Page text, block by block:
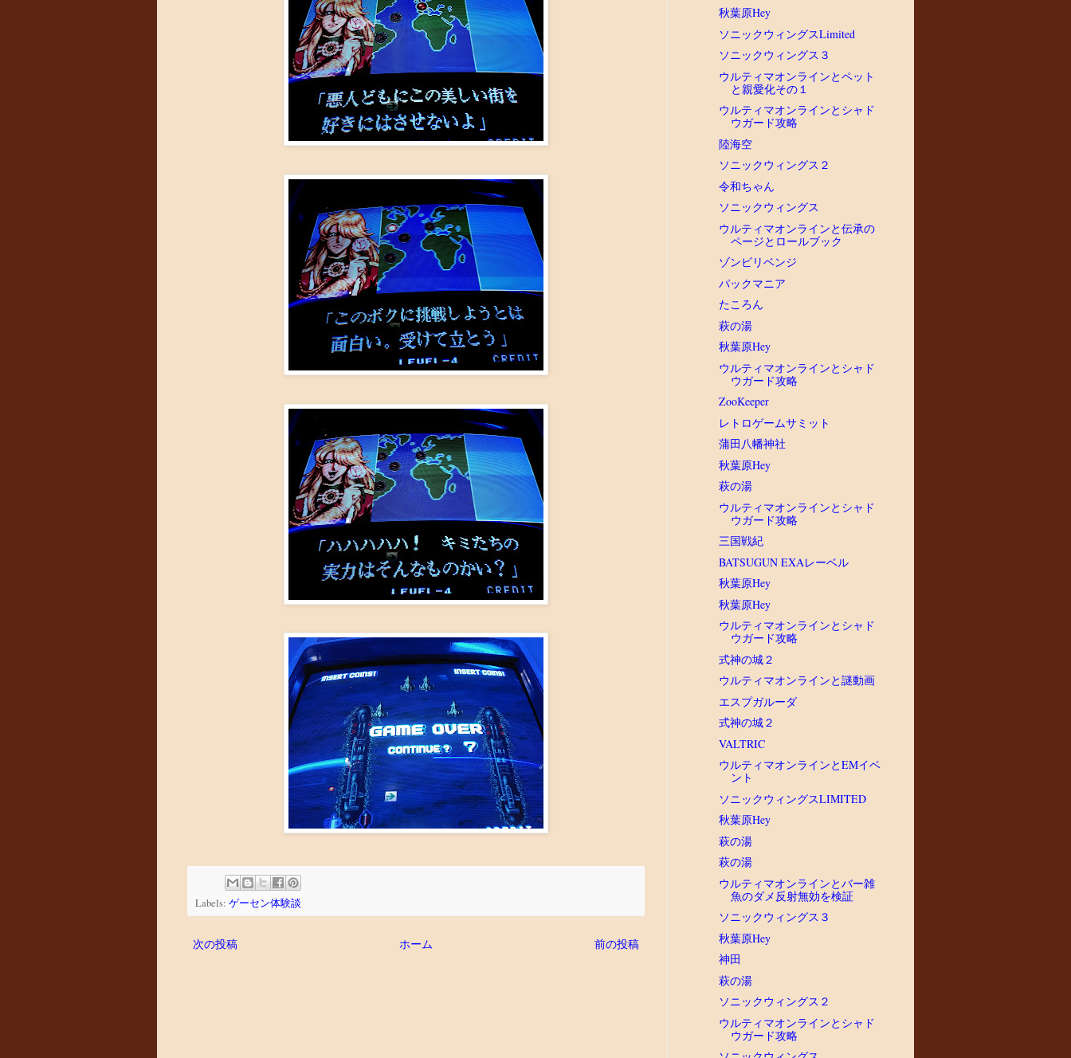
Labels: ゲーセン体験談
次の投稿 前の投稿
ホーム
秋葉原Hey
ソニックウィングスLimited
ソニックウィングス３
ウルティマオンラインとペット
と親愛化その１
ウルティマオンラインとシャド
ウガード攻略
陸海空
ソニックウィングス２
令和ちゃん
ソニックウィングス
ウルティマオンラインと伝承の
ページとロールブック
ゾンビリベンジ
パックマニア
たころん
萩の湯
秋葉原Hey
ウルティマオンラインとシャド
ウガード攻略
ZooKeeper
レトロゲームサミット
蒲田八幡神社
秋葉原Hey
萩の湯
ウルティマオンラインとシャド
ウガード攻略
三国戦紀
BATSUGUN EXAレーベル
秋葉原Hey
秋葉原Hey
ウルティマオンラインとシャド
ウガード攻略
式神の城２
ウルティマオンラインと謎動画
エスプガルーダ
式神の城２
VALTRIC
ウルティマオンラインとEMイベ
ント
ソニックウィングスLIMITED
秋葉原Hey
萩の湯
萩の湯
ウルティマオンラインとバー雑
魚のダメ反射無効を検証
ソニックウィングス３
秋葉原Hey
神田
萩の湯
ソニックウィングス２
ウルティマオンラインとシャド
ウガード攻略